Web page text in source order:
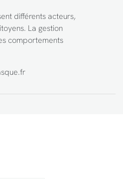
différents acteurs,
La gestion
comportements